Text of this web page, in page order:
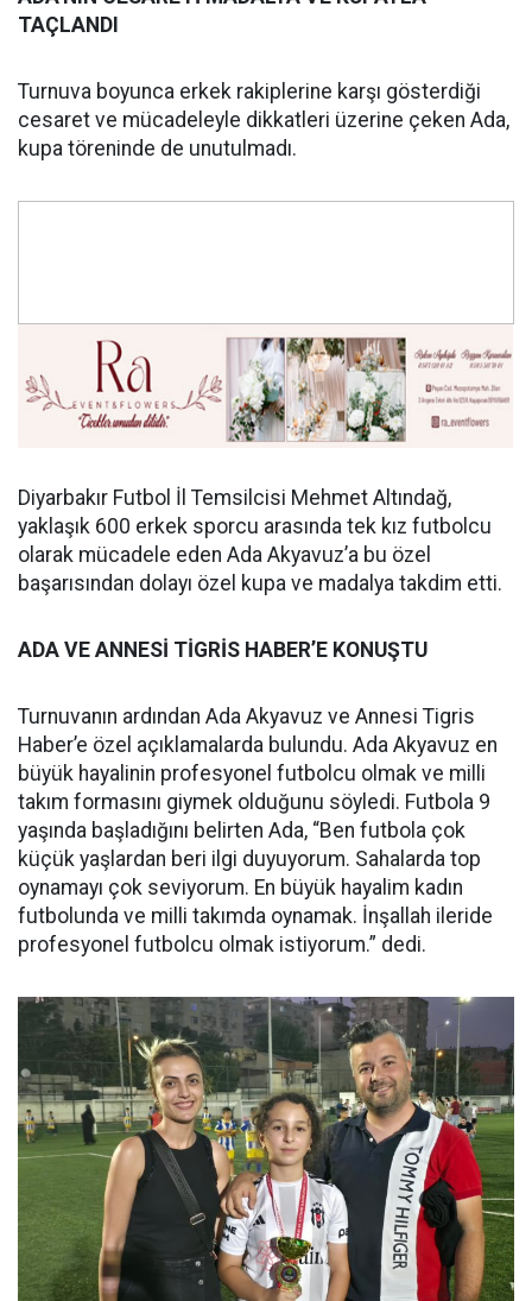
TAÇLANDI
Turnuva boyunca erkek rakiplerine karşı gösterdiği
cesaret ve mücadeleyle dikkatleri üzerine çeken Ada,
kupa töreninde de unutulmadı.
Diyarbakır Futbol İl Temsilcisi Mehmet Altındağ,
yaklaşık 600 erkek sporcu arasında tek kız futbolcu
olarak mücadele eden Ada Akyavuz’a bu özel
başarısından dolayı özel kupa ve madalya takdim etti.
ADA VE ANNESİ TİGRİS HABER’E KONUŞTU
Turnuvanın ardından Ada Akyavuz ve Annesi Tigris
Haber’e özel açıklamalarda bulundu. Ada Akyavuz en
büyük hayalinin profesyonel futbolcu olmak ve milli
takım formasını giymek olduğunu söyledi. Futbola 9
yaşında başladığını belirten Ada, “Ben futbola çok
küçük yaşlardan beri ilgi duyuyorum. Sahalarda top
oynamayı çok seviyorum. En büyük hayalim kadın
futbolunda ve milli takımda oynamak. İnşallah ileride
profesyonel futbolcu olmak istiyorum.” dedi.